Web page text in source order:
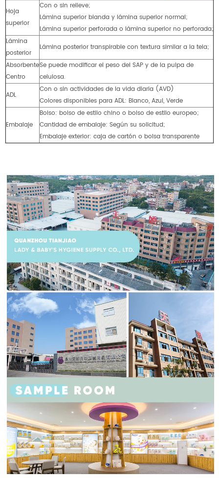
Hoja
superior
Con o sin relieve;
Lámina superior blanda y lámina superior normal;
Lámina superior perforada o lámina superior no perforada;
Lámina
posterior
Lámina posterior transpirable con textura similar a la tela;
Absorbente
Centro
Se puede modificar el peso del SAP y de la pulpa de
celulosa.
ADL
Con o sin actividades de la vida diaria (AVD)
Colores disponibles para ADL: Blanco, Azul, Verde
Embalaje
Bolso: bolso de estilo chino o bolso de estilo europeo;
Cantidad de embalaje: Según su solicitud;
Embalaje exterior: caja de cartón o bolsa transparente